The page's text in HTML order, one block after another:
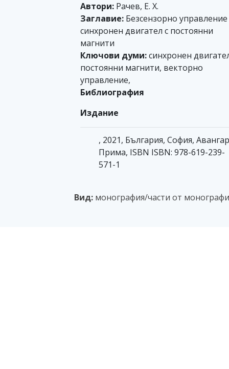
Автори: Рачев, Е. Х.
Заглавие: Безсензорно
синхронен двигател с постоянни
магнити
Ключови думи:синхронен
постоянни магнити, векторно
управление,
Библиография
Издание
, 2021, България, София,
Прима, ISBN ISBN: 978-619-239-
571-1
Вид: монография/части от